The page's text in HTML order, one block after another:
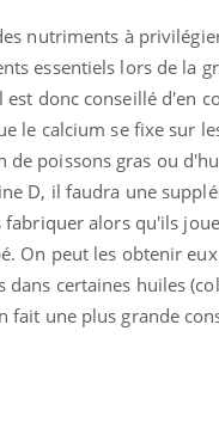
nutriments à
essentiels lors de la
est donc conseillé
le calcium se fixe sur
poissons gras ou
D, il faudra une
alors qu'ils
On peut les obtenir
certaines huiles
fait une plus grande
Youtube
Insuline & Charge
osait en parler??
En 2026, l'insuline
reste entourée d'idées
patients comme